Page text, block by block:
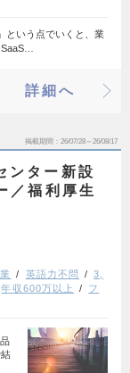
という点でいくと、業
詳細へ
掲載期間 26/07/28～26/08/17
ンター新設
／福利厚生
英語力不問
3,
年収600万以上
フ